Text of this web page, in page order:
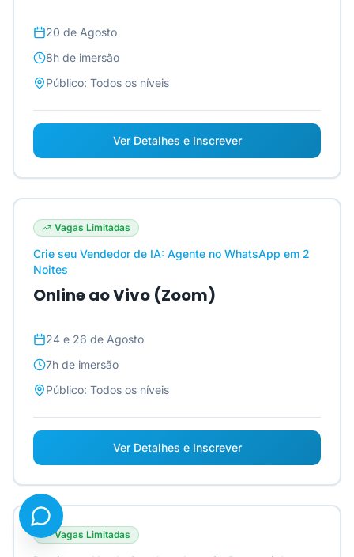
20 de Agosto
8h de imersão
Público: Todos os níveis
Ver Detalhes e Inscrever
Vagas Limitadas
Crie seu Vendedor de IA: Agente no WhatsApp em 2
Noites
Online ao Vivo (Zoom)
24 e 26 de Agosto
7h de imersão
Público: Todos os níveis
Ver Detalhes e Inscrever
Vagas Limitadas